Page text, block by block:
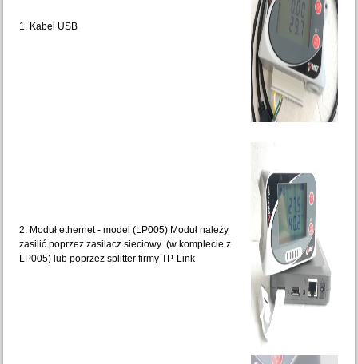
1. Kabel USB
2. Moduł ethernet - model (LP005) Moduł należy
zasilić poprzez zasilacz sieciowy (w komplecie z
LP005) lub poprzez splitter firmy TP-Link